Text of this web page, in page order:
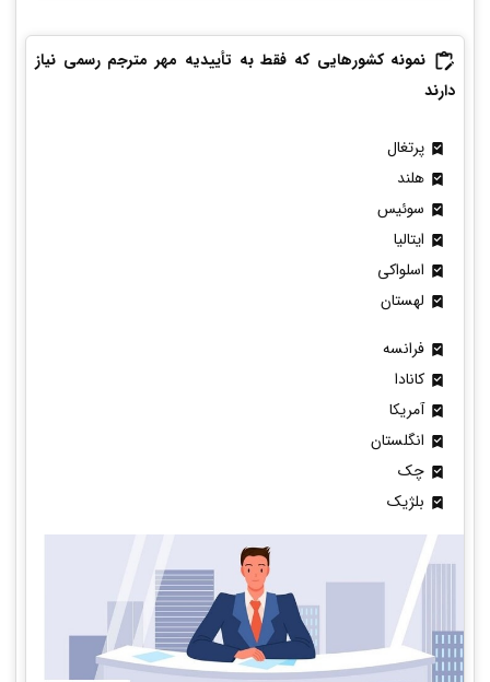
نمونه کشورهایی که فقط به تأییدیه مهر مترجم رسمی نیاز
دارند
پرتغال
هلند
سوئیس
ایتالیا
اسلواکی
لهستان
فرانسه
کانادا
آمریکا
انگلستان
چک
بلژیک